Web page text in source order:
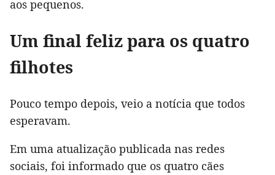
aos pequenos.
Um final feliz para os quatro
filhotes
Pouco tempo depois, veio a notícia que todos
esperavam.
Em uma atualização publicada nas redes
sociais, foi informado que os quatro cães